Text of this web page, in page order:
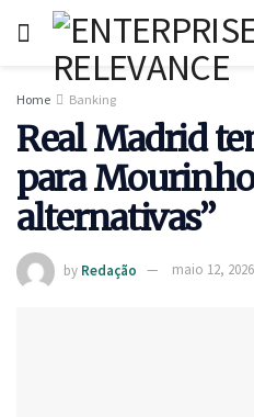
Home Banking
Real Madrid
para
alternativas”
by Redação maio 12, 2026